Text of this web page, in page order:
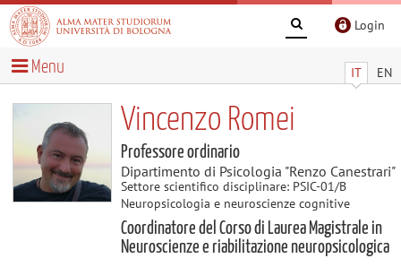
Login
IT EN
Menu
Vincenzo Romei
Professore ordinario
Dipartimento di Psicologia "Renzo Canestrari"
Settore scientifico disciplinare: PSIC-01/B
Neuropsicologia e neuroscienze cognitive
Coordinatore del Corso di Laurea Magistrale in
Neuroscienze e riabilitazione neuropsicologica